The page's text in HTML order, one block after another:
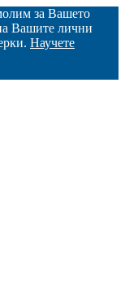
за Вашето
Вашите лични
Научете